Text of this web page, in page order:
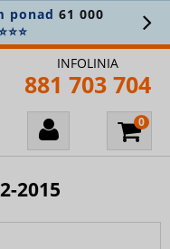
ponad 61 000
INFOLINIA
881 703 704
2015